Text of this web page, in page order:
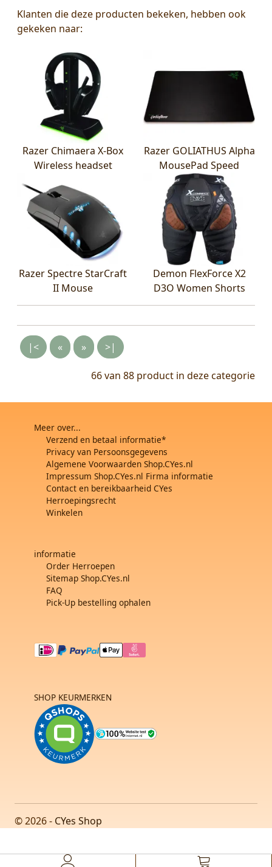
Klanten die deze producten bekeken, hebben ook
gekeken naar:
Razer Chimaera X-Box
Wireless headset
Razer GOLIATHUS Alpha
MousePad Speed
Razer Spectre StarCraft
II Mouse
Demon FlexForce X2
D3O Women Shorts
|< « » >|
66 van 88 product in deze categorie
Meer over...
Verzend en betaal informatie*
Privacy van Persoonsgegevens
Algemene Voorwaarden Shop.CYes.nl
Impressum Shop.CYes.nl Firma informatie
Contact en bereikbaarheid CYes
Herroepingsrecht
Winkelen
informatie
Order Herroepen
Sitemap Shop.CYes.nl
FAQ
Pick-Up bestelling ophalen
SHOP KEURMERKEN
© 2026 - CYes Shop